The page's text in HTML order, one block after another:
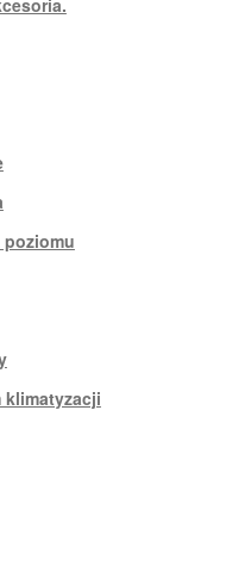
klimatyzacji